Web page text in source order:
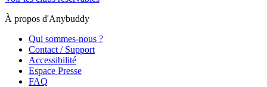
À propos d'Anybuddy
Qui sommes-nous ?
Contact / Support
Accessibilité
Espace Presse
FAQ